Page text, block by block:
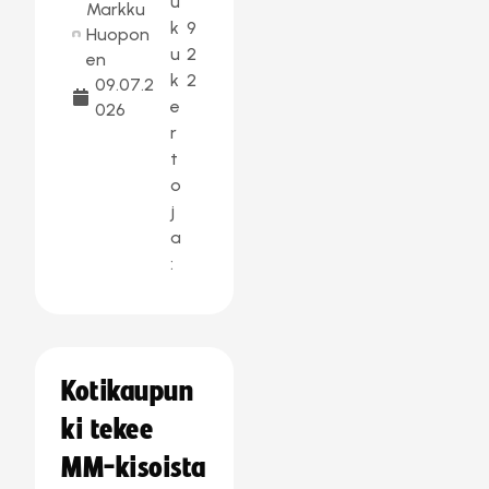
Markku
Huopon
en
09.07.2
026
k
u
k
e
r
t
o
j
a
:
9
2
2
Kotikaupun
ki tekee
MM-kisoista